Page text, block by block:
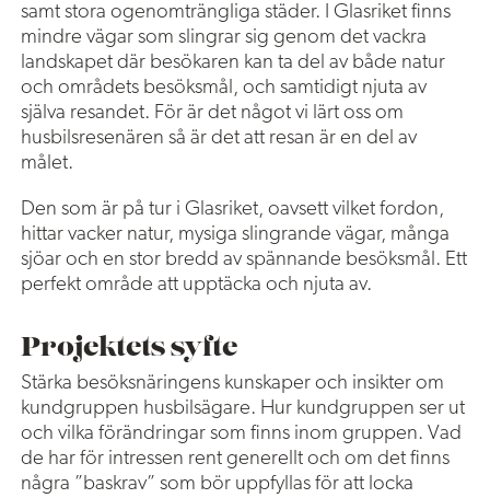
samt stora ogenomträngliga städer. I Glasriket finns
mindre vägar som slingrar sig genom det vackra
landskapet där besökaren kan ta del av både natur
och områdets besöksmål, och samtidigt njuta av
själva resandet. För är det något vi lärt oss om
husbilsresenären så är det att resan är en del av
målet.
Den som är på tur i Glasriket, oavsett vilket fordon,
hittar vacker natur, mysiga slingrande vägar, många
sjöar och en stor bredd av spännande besöksmål. Ett
perfekt område att upptäcka och njuta av.
Projektets syfte
Stärka besöksnäringens kunskaper och insikter om
kundgruppen husbilsägare. Hur kundgruppen ser ut
och vilka förändringar som finns inom gruppen. Vad
de har för intressen rent generellt och om det finns
några ”baskrav” som bör uppfyllas för att locka